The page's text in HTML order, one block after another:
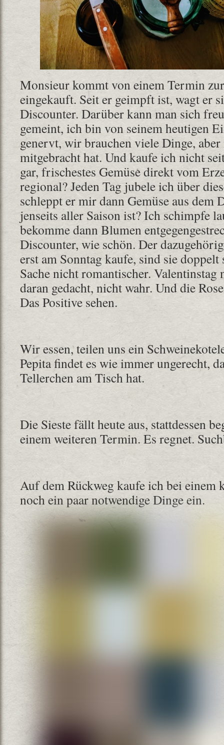
Monsieur kommt von einem Termin
eingekauft. Seit er geimpft ist, wagt er
Discounter. Darüber kann man sich
gemeint, ich bin von seinem heutigen
genervt, wir brauchen viele Dinge, aber
mitgebracht hat. Und kaufe ich nicht
gar, frischestes Gemüse direkt vom
regional? Jeden Tag jubele ich über
schleppt er mir dann Gemüse aus dem
jenseits aller Saison ist? Ich schimpfe
bekomme dann Blumen
Discounter, wie schön. Der
erst am Sonntag kaufe, sind sie doppelt
Sache nicht romantischer.
daran gedacht, nicht wahr. Und die
Das Positive sehen.
Wir essen, teilen uns ein
Pepita findet es wie immer ungerecht,
Tellerchen am Tisch hat.
Die Sieste fällt heute aus, stattdessen
einem weiteren Termin. Es regnet.
Auf dem Rückweg kaufe ich bei einem
noch ein paar notwendige Dinge ein.